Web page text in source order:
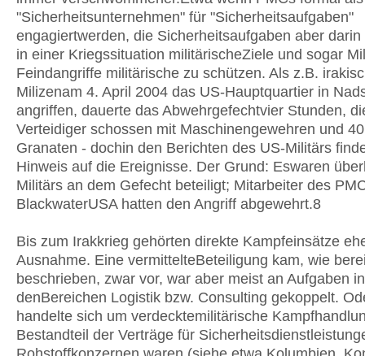
"Sicherheitsunternehmen" für "Sicherheitsaufgaben"
engagiertwerden, die Sicherheitsaufgaben aber darin
in einer Kriegssituation militärischeZiele und sogar
Feindangriffe militärische zu schützen. Als z.B.
Milizenam 4. April 2004 das US-Hauptquartier in
angriffen, dauerte das Abwehrgefechtvier Stunden,
Verteidiger schossen mit Maschinengewehren und
Granaten - dochin den Berichten des US-Militärs
Hinweis auf die Ereignisse. Der Grund: Eswaren
Militärs an dem Gefecht beteiligt; Mitarbeiter des
BlackwaterUSA hatten den Angriff abgewehrt.8
Bis zum Irakkrieg gehörten direkte Kampfeinsätze
Ausnahme. Eine vermittelteBeteiligung kam, wie
beschrieben, zwar vor, war aber meist an Aufgaben in
denBereichen Logistik bzw. Consulting gekoppelt.
handelte sich um verdecktemilitärische
Bestandteil der Verträge für